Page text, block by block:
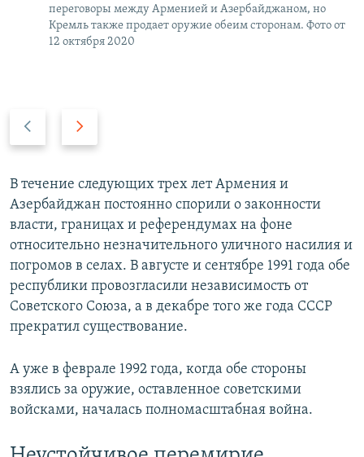
переговоры между Арменией и Азербайджаном, но
Кремль также продает оружие обеим сторонам. Фото от
12 октября 2020
д
ы
д
у
щ
и
й
с
а
й
д
д
у
ю
щ
и
й
с
л
й
д
В течение следующих трех лет Армения и
Азербайджан постоянно спорили о законности
власти, границах и референдумах на фоне
относительно незначительного уличного насилия и
погромов в селах. В августе и сентябре 1991 года обе
республики провозгласили независимость от
Советского Союза, а в декабре того же года СССР
прекратил существование.
А уже в феврале 1992 года, когда обе стороны
взялись за оружие, оставленное советскими
войсками, началась полномасштабная война.